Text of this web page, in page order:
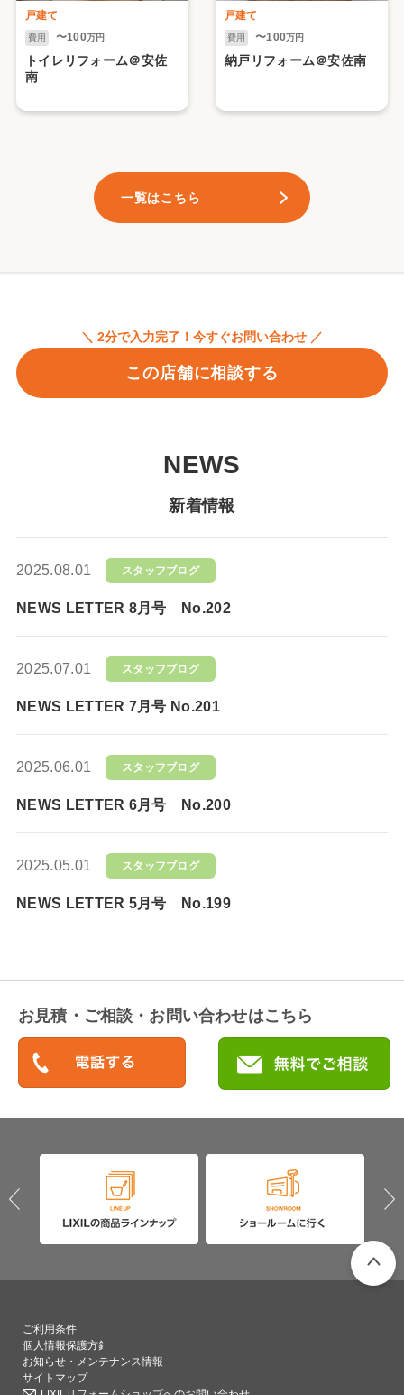
戸建て
費用 〜100万円
トイレリフォーム＠安佐
南
戸建て
費用 〜100万円
納戸リフォーム＠安佐南
一覧はこちら
＼ 2分で入力完了！今すぐお問い合わせ ／
この店舗に相談する
NEWS
新着情報
2025.08.01 スタッフブログ
NEWS LETTER 8月号 No.202
2025.07.01 スタッフブログ
NEWS LETTER 7月号 No.201
2025.06.01 スタッフブログ
NEWS LETTER 6月号 No.200
2025.05.01 スタッフブログ
NEWS LETTER 5月号 No.199
お見積・ご相談・お問い合わせはこちら
ご利用条件
個人情報保護方針
お知らせ・メンテナンス情報
サイトマップ